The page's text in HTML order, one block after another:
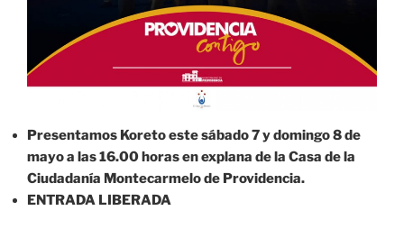
Presentamos Koreto este sábado 7 y domingo 8 de
mayo a las 16.00 horas en explana de la Casa de la
Ciudadanía Montecarmelo de Providencia.
ENTRADA LIBERADA